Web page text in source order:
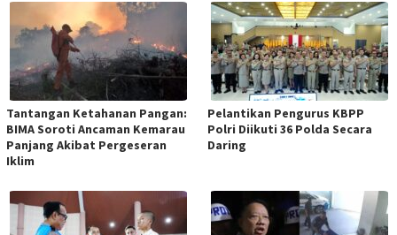
Tantangan Ketahanan Pangan:
BIMA Soroti Ancaman Kemarau
Panjang Akibat Pergeseran
Iklim
Pelantikan Pengurus KBPP
Polri Diikuti 36 Polda Secara
Daring